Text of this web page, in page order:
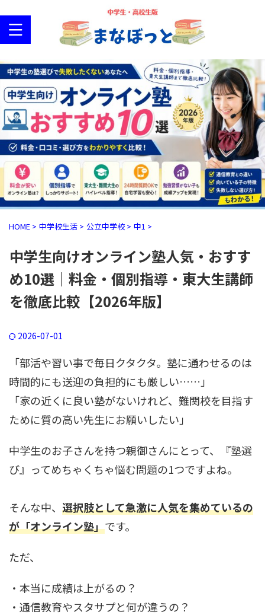
HOME > 中学校生活 > 公立中学校 > 中1 >
中学生向けオンライン塾人気・おすす
め10選｜料金・個別指導・東大生講師
を徹底比較【2026年版】
2026-07-01
「部活や習い事で毎日クタクタ。塾に通わせるのは
時間的にも送迎の負担的にも厳しい……」
「家の近くに良い塾がないけれど、難関校を目指す
ために質の高い先生にお願いしたい」
中学生のお子さんを持つ親御さんにとって、『塾選
び』ってめちゃくちゃ悩む問題の1つですよね。
そんな中、 選択肢として急激に人気を集めているの
が「オンライン塾」です。
ただ、
・本当に成績は上がるの？
・通信教育やスタサプと何が違うの？